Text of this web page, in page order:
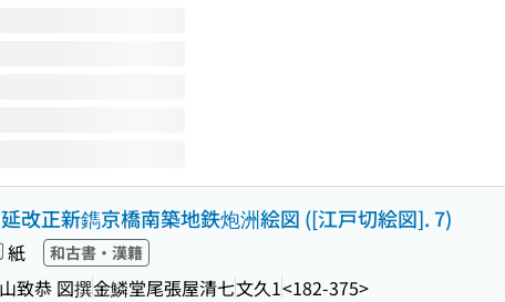
改正新鐫京橋南築地鉄炮洲絵図 ([江戸切絵図]. 7)
紙 和古書・漢籍
致恭 図撰金鱗堂尾張屋清七文久1<182-375>